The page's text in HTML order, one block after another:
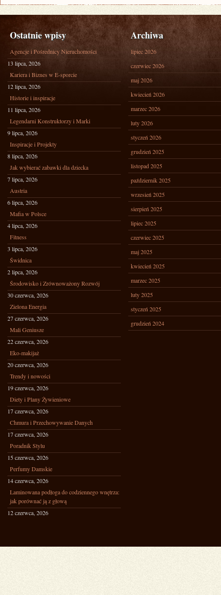
Ostatnie wpisy
Agencje i Pośrednicy Nieruchomości
13 lipca, 2026
Kariera i Biznes w E-sporcie
12 lipca, 2026
Historie i inspiracje
11 lipca, 2026
Legendarni Konstruktorzy i Marki
9 lipca, 2026
Inspiracje i Projekty
8 lipca, 2026
Jak wybierać zabawki dla dziecka
7 lipca, 2026
Austria
6 lipca, 2026
Mafia w Polsce
4 lipca, 2026
Fitness
3 lipca, 2026
Świdnica
2 lipca, 2026
Środowisko i Zrównoważony Rozwój
30 czerwca, 2026
Zielona Energia
27 czerwca, 2026
Mali Geniusze
22 czerwca, 2026
Eko-makijaż
20 czerwca, 2026
Trendy i nowości
19 czerwca, 2026
Diety i Plany Żywieniowe
17 czerwca, 2026
Chmura i Przechowywanie Danych
17 czerwca, 2026
Poradnik Stylu
15 czerwca, 2026
Perfumy Damskie
14 czerwca, 2026
Laminowana podłoga do codziennego wnętrza:
jak porównać ją z głową
12 czerwca, 2026
Archiwa
lipiec 2026
czerwiec 2026
maj 2026
kwiecień 2026
marzec 2026
luty 2026
styczeń 2026
grudzień 2025
listopad 2025
październik 2025
wrzesień 2025
sierpień 2025
lipiec 2025
czerwiec 2025
maj 2025
kwiecień 2025
marzec 2025
luty 2025
styczeń 2025
grudzień 2024